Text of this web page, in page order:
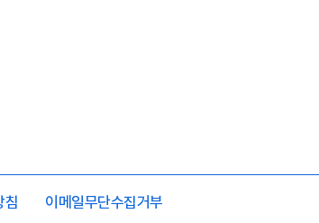
침 이메일무단수집거부